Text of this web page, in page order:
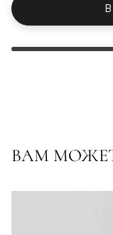
ВАМ